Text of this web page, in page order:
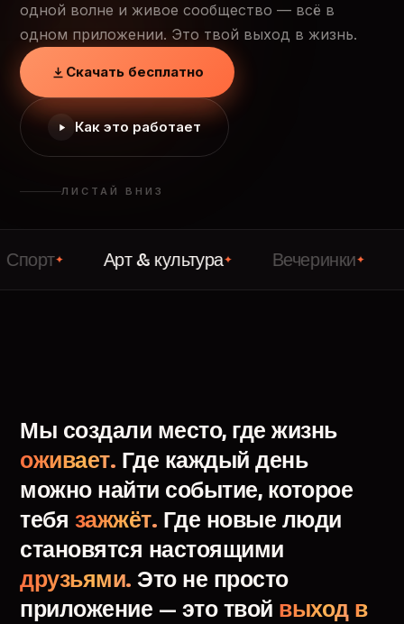
одной волне и живое сообщество — всё в
одном приложении. Это твой выход в жизнь.
Скачать бесплатно
Как это работает
ЛИСТАЙ ВНИЗ
Арт & культура✦ Вечеринки✦
Мы создали место, где жизнь
оживает. Где каждый день
можно найти событие, которое
тебя зажжёт. Где новые люди
становятся настоящими
друзьями. Это не просто
приложение — это твой выход в